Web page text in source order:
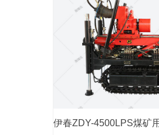
伊春ZDY-4500LPS煤矿